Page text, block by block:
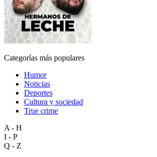
Categorías más populares
Humor
Noticias
Deportes
Cultura y sociedad
True crime
A - H
I - P
Q - Z